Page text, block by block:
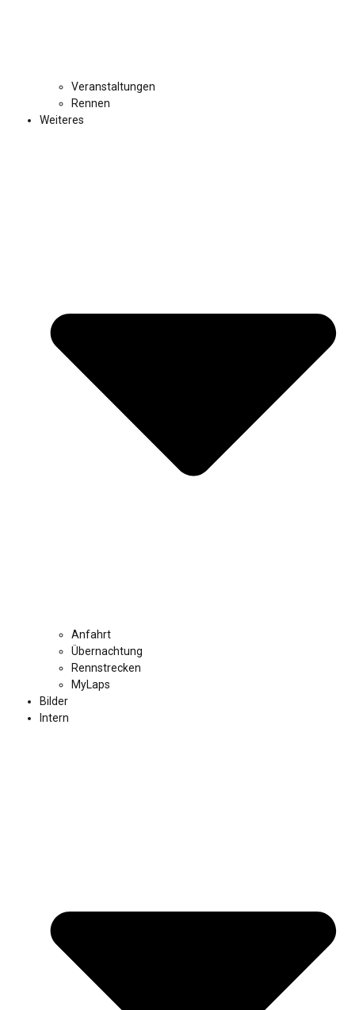
Veranstaltungen
Rennen
Weiteres
Anfahrt
Übernachtung
Rennstrecken
MyLaps
Bilder
Intern